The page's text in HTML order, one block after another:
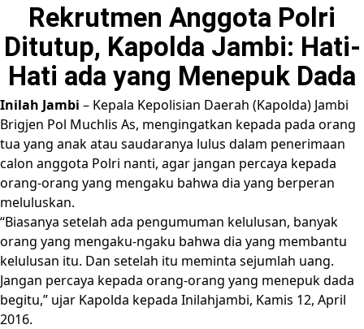
Rekrutmen Anggota Polri
Ditutup, Kapolda Jambi: Hati-
Hati ada yang Menepuk Dada
Inilah Jambi – Kepala Kepolisian Daerah (Kapolda) Jambi
Brigjen Pol Muchlis As, mengingatkan kepada pada orang
tua yang anak atau saudaranya lulus dalam penerimaan
calon anggota Polri nanti, agar jangan percaya kepada
orang-orang yang mengaku bahwa dia yang berperan
meluluskan.
“Biasanya setelah ada pengumuman kelulusan, banyak
orang yang mengaku-ngaku bahwa dia yang membantu
kelulusan itu. Dan setelah itu meminta sejumlah uang.
Jangan percaya kepada orang-orang yang menepuk dada
begitu,” ujar Kapolda kepada Inilahjambi, Kamis 12, April
2016.